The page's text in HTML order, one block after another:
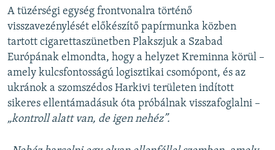
A tüzérségi egység frontvonalra történő
visszavezénylését előkészítő papírmunka közben
tartott cigarettaszünetben Plakszjuk a Szabad
Európának elmondta, hogy a helyzet Kreminna körül –
amely kulcsfontosságú logisztikai csomópont, és az
ukránok a szomszédos Harkivi területen indított
sikeres ellentámadásuk óta próbálnak visszafoglalni –
„kontroll alatt van, de igen nehéz”.